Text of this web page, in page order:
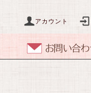
アカウント